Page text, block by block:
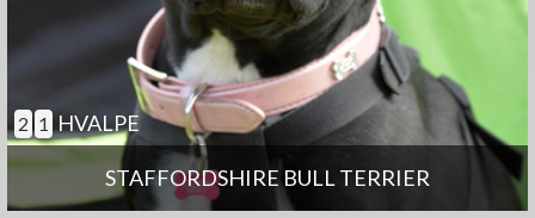
STAFFORDSHIRE BULL TERRIER
2 1 HVALPE